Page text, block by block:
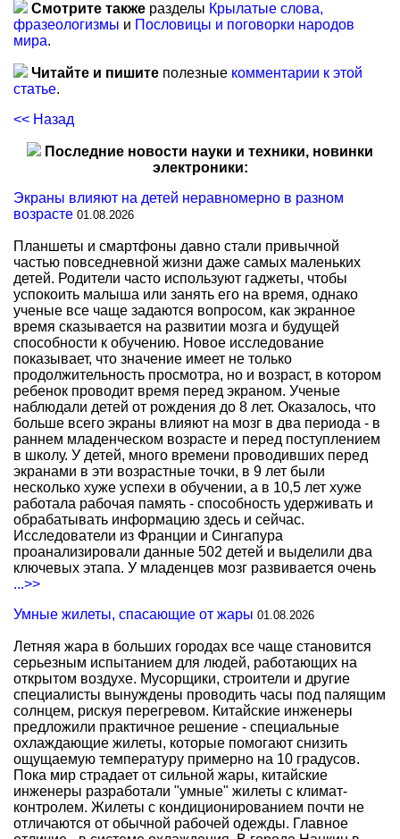
Смотрите также разделы Крылатые слова,
фразеологизмы и Пословицы и поговорки народов
мира.
Читайте и пишите полезные комментарии к этой
статье.
<< Назад
Последние новости науки и техники, новинки
электроники:
Экраны влияют на детей неравномерно в разном
возрасте 01.08.2026
Планшеты и смартфоны давно стали привычной
частью повседневной жизни даже самых маленьких
детей. Родители часто используют гаджеты, чтобы
успокоить малыша или занять его на время, однако
ученые все чаще задаются вопросом, как экранное
время сказывается на развитии мозга и будущей
способности к обучению. Новое исследование
показывает, что значение имеет не только
продолжительность просмотра, но и возраст, в котором
ребенок проводит время перед экраном. Ученые
наблюдали детей от рождения до 8 лет. Оказалось, что
больше всего экраны влияют на мозг в два периода - в
раннем младенческом возрасте и перед поступлением
в школу. У детей, много времени проводивших перед
экранами в эти возрастные точки, в 9 лет были
несколько хуже успехи в обучении, а в 10,5 лет хуже
работала рабочая память - способность удерживать и
обрабатывать информацию здесь и сейчас.
Исследователи из Франции и Сингапура
проанализировали данные 502 детей и выделили два
ключевых этапа. У младенцев мозг развивается очень
...>>
Умные жилеты, спасающие от жары 01.08.2026
Летняя жара в больших городах все чаще становится
серьезным испытанием для людей, работающих на
открытом воздухе. Мусорщики, строители и другие
специалисты вынуждены проводить часы под палящим
солнцем, рискуя перегревом. Китайские инженеры
предложили практичное решение - специальные
охлаждающие жилеты, которые помогают снизить
ощущаемую температуру примерно на 10 градусов.
Пока мир страдает от сильной жары, китайские
инженеры разработали "умные" жилеты с климат-
контролем. Жилеты с кондиционированием почти не
отличаются от обычной рабочей одежды. Главное